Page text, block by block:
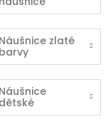
Náušnice zlaté
barvy
Náušnice
dětské